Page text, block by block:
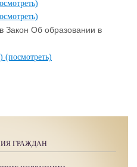
Закон Об образовании в
(посмотреть)
ГРАЖДАН